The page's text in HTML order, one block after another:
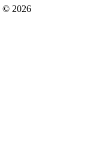
© 2026